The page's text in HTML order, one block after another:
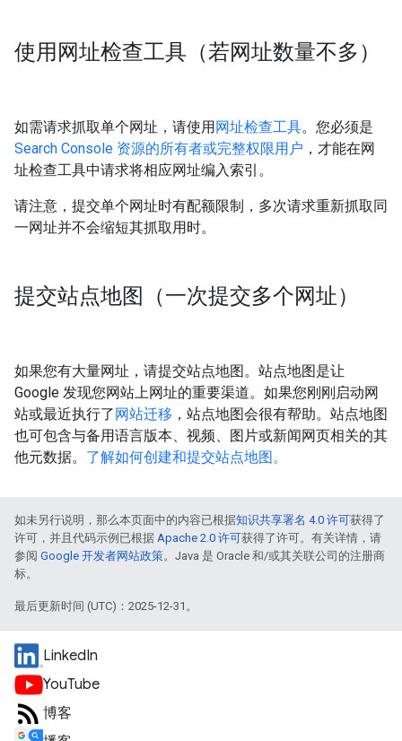
使用网址检查工具（若网址数量不多）
如需请求抓取单个网址，请使用网址检查工具。您必须是
Search Console 资源的所有者或完整权限用户 ，才能在网
址检查工具中请求将相应网址编入索引。
请注意，提交单个网址时有配额限制，多次请求重新抓取同
一网址并不会缩短其抓取用时。
提交站点地图（一次提交多个网址）
如果您有大量网址，请提交站点地图。站点地图是让
Google 发现您网站上网址的重要渠道。如果您刚刚启动网
站或最近执行了网站迁移 ，站点地图会很有帮助。站点地图
也可包含与备用语言版本、视频、图片或新闻网页相关的其
他元数据。 了解如何创建和提交站点地图。
如未另行说明，那么本页面中的内容已根据知识共享署名 4.0 许可获得了
许可，并且代码示例已根据 Apache 2.0 许可获得了许可。有关详情，请
参阅 Google 开发者网站政策。Java 是 Oracle 和/或其关联公司的注册商
标。
最后更新时间 (UTC)：2025-12-31。
LinkedIn
YouTube
博客